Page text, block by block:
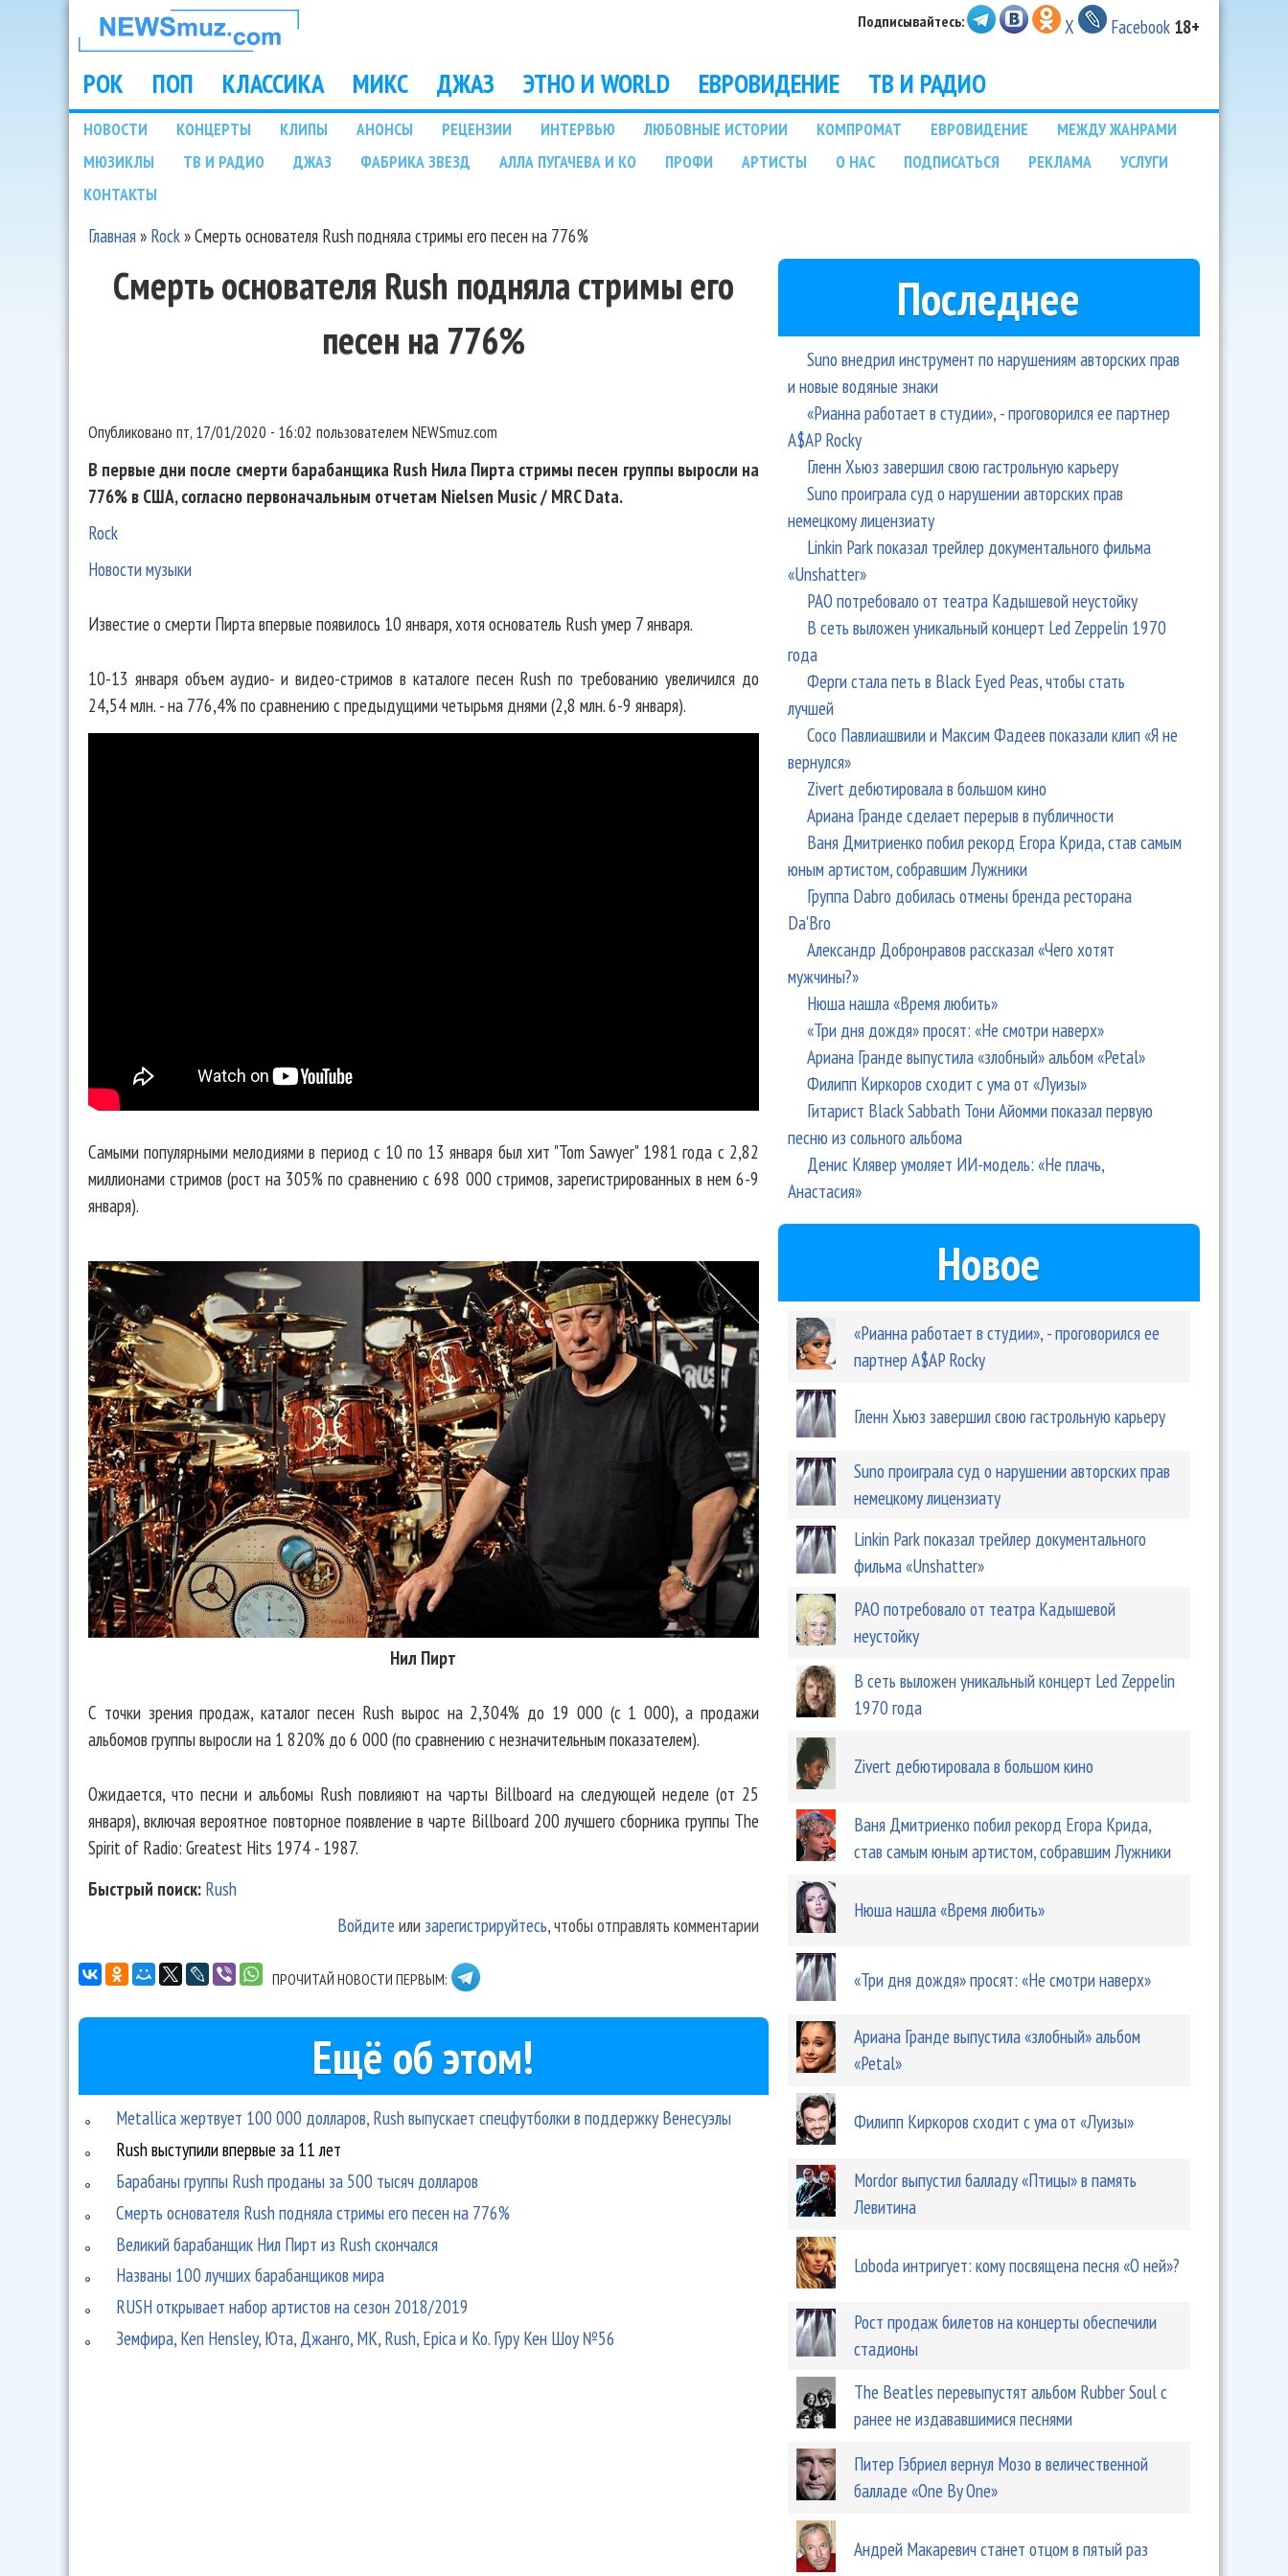
НОВОСТИ
МУЗЫКИ И
ШОУ БИЗНЕСА
NEWSMUZ.COM
Подписывайтесь: X Facebook 18+
Main menu
РОК ПОП КЛАССИКА МИКС ДЖАЗ ЭТНО И WORLD ЕВРОВИДЕНИЕ ТВ И РАДИО
Подразделы
НОВОСТИ КОНЦЕРТЫ КЛИПЫ АНОНСЫ РЕЦЕНЗИИ ИНТЕРВЬЮ ЛЮБОВНЫЕ ИСТОРИИ КОМПРОМАТ ЕВРОВИДЕНИЕ
МЕЖДУ ЖАНРАМИ
МЮЗИКЛЫ
ТВ И РАДИО ДЖАЗ ФАБРИКА ЗВЕЗД АЛЛА ПУГАЧЕВА И КО ПРОФИ АРТИСТЫ О НАС ПОДПИСАТЬСЯ РЕКЛАМА
УСЛУГИ
КОНТАКТЫ
Главная» Rock»Смерть основателя Rush подняла стримы его песен на 776%
Смерть основателя Rush подняла стримы его
песен на 776%
Опубликовано пт, 17/01/2020 - 16:02 пользователем NEWSmuz.com
В первые дни после смерти барабанщика Rush Нила Пирта стримы песен группы выросли на
776% в США, согласно первоначальным отчетам Nielsen Music / MRC Data.
Rock
Новости музыки
Известие о смерти Пирта впервые появилось 10 января, хотя основатель Rush умер 7 января.
10-13 января объем аудио- и видео-стримов в каталоге песен Rush по требованию увеличился до
24,54 млн. - на 776,4% по сравнению с предыдущими четырьмя днями (2,8 млн. 6-9 января).
Самыми популярными мелодиями в период с 10 по 13 января был хит "Tom Sawyer" 1981 года с 2,82
миллионами стримов (рост на 305% по сравнению с 698 000 стримов, зарегистрированных в нем 6-9
января).
Нил Пирт
С точки зрения продаж, каталог песен Rush вырос на 2,304% до 19 000 (с 1 000), а продажи
альбомов группы выросли на 1 820% до 6 000 (по сравнению с незначительным показателем).
Ожидается, что песни и альбомы Rush повлияют на чарты Billboard на следующей неделе (от 25
января), включая вероятное повторное появление в чарте Billboard 200 лучшего сборника группы The
Spirit of Radio: Greatest Hits 1974 - 1987.
Быстрый поиск: Rush
Войдите или зарегистрируйтесь, чтобы отправлять комментарии
ПРОЧИТАЙ НОВОСТИ ПЕРВЫМ:
Ещё об этом!
Metallica жертвует 100 000 долларов, Rush выпускает спецфутболки в поддержку Венесуэлы
Rush выступили впервые за 11 лет
Барабаны группы Rush проданы за 500 тысяч долларов
Смерть основателя Rush подняла стримы его песен на 776%
Великий барабанщик Нил Пирт из Rush скончался
Названы 100 лучших барабанщиков мира
RUSH открывает набор артистов на сезон 2018/2019
Земфира, Ken Hensley, Юта, Джанго, МК, Rush, Epica и Ко. Гуру Кен Шоу №56
Последнее
Suno внедрил инструмент по нарушениям авторских прав
и новые водяные знаки
«Рианна работает в студии», - проговорился ее партнер
A$AP Rocky
Гленн Хьюз завершил свою гастрольную карьеру
Suno проиграла суд о нарушении авторских прав
немецкому лицензиату
Linkin Park показал трейлер документального фильма
«Unshatter»
РАО потребовало от театра Кадышевой неустойку
В сеть выложен уникальный концерт Led Zeppelin 1970
года
Ферги стала петь в Black Eyed Peas, чтобы стать
лучшей
Сосо Павлиашвили и Максим Фадеев показали клип «Я не
вернулся»
Zivert дебютировала в большом кино
Ариана Гранде сделает перерыв в публичности
Ваня Дмитриенко побил рекорд Егора Крида, став самым
юным артистом, собравшим Лужники
Группа Dabro добилась отмены бренда ресторана
Da'Bro
Александр Добронравов рассказал «Чего хотят
мужчины?»
Нюша нашла «Время любить»
«Три дня дождя» просят: «Не смотри наверх»
Ариана Гранде выпустила «злобный» альбом «Petal»
Филипп Киркоров сходит с ума от «Луизы»
Гитарист Black Sabbath Тони Айомми показал первую
песню из сольного альбома
Денис Клявер умоляет ИИ-модель: «Не плачь,
Анастасия»
Новое
«Рианна работает в студии», - проговорился ее
партнер A$AP Rocky
Гленн Хьюз завершил свою гастрольную карьеру
Suno проиграла суд о нарушении авторских прав
немецкому лицензиату
Linkin Park показал трейлер документального
фильма «Unshatter»
РАО потребовало от театра Кадышевой
неустойку
В сеть выложен уникальный концерт Led Zeppelin
1970 года
Zivert дебютировала в большом кино
Ваня Дмитриенко побил рекорд Егора Крида,
став самым юным артистом, собравшим Лужники
Нюша нашла «Время любить»
«Три дня дождя» просят: «Не смотри наверх»
Ариана Гранде выпустила «злобный» альбом
«Petal»
Филипп Киркоров сходит с ума от «Луизы»
Mordor выпустил балладу «Птицы» в память
Левитина
Loboda интригует: кому посвящена песня «О ней»?
Рост продаж билетов на концерты обеспечили
стадионы
The Beatles перевыпустят альбом Rubber Soul с
ранее не издававшимися песнями
Питер Гэбриел вернул Мозо в величественной
балладе «One By One»
Андрей Макаревич станет отцом в пятый раз